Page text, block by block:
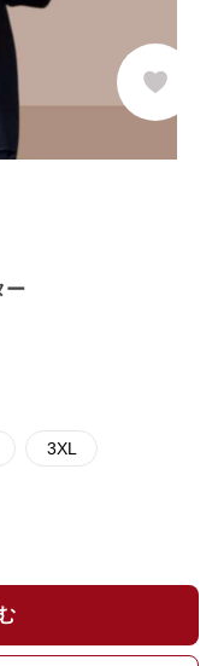
ー
3XL